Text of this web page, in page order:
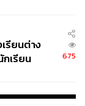
รียนต่าง
กเรียน
675